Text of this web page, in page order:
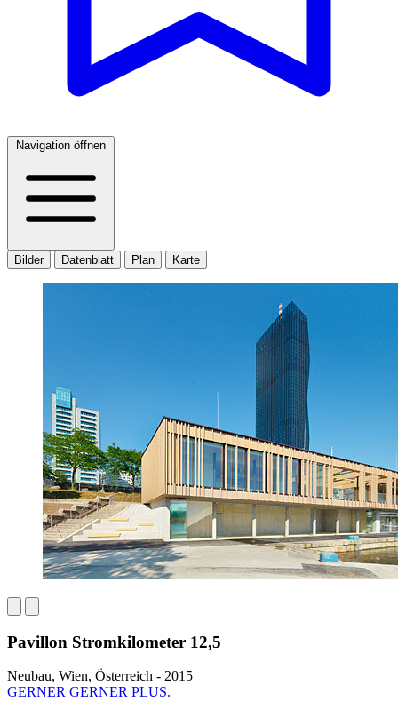
Navigation öffnen
Bilder Datenblatt Plan Karte
Pavillon Stromkilometer 12,5
Neubau, Wien, Österreich - 2015
GERNER GERNER PLUS.